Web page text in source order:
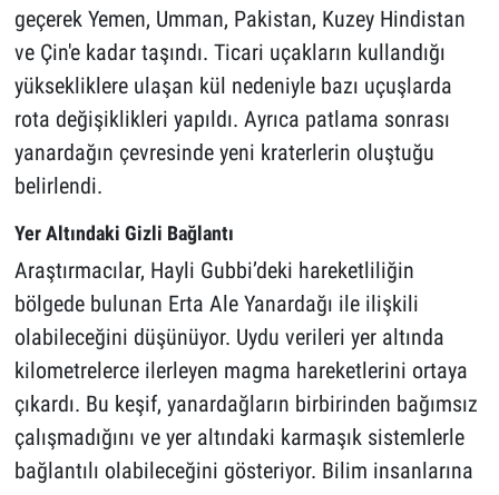
geçerek Yemen, Umman, Pakistan, Kuzey Hindistan
ve Çin'e kadar taşındı. Ticari uçakların kullandığı
yüksekliklere ulaşan kül nedeniyle bazı uçuşlarda
rota değişiklikleri yapıldı. Ayrıca patlama sonrası
yanardağın çevresinde yeni kraterlerin oluştuğu
belirlendi.
Yer Altındaki Gizli Bağlantı
Araştırmacılar, Hayli Gubbi’deki hareketliliğin
bölgede bulunan Erta Ale Yanardağı ile ilişkili
olabileceğini düşünüyor. Uydu verileri yer altında
kilometrelerce ilerleyen magma hareketlerini ortaya
çıkardı. Bu keşif, yanardağların birbirinden bağımsız
çalışmadığını ve yer altındaki karmaşık sistemlerle
bağlantılı olabileceğini gösteriyor. Bilim insanlarına